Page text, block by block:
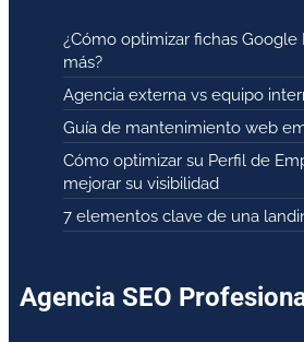
¿Cómo optimizar fichas Google
más?
Agencia externa vs equipo
Guía de mantenimiento web
Cómo optimizar su Perfil de
mejorar su visibilidad
7 elementos clave de una
Agencia SEO